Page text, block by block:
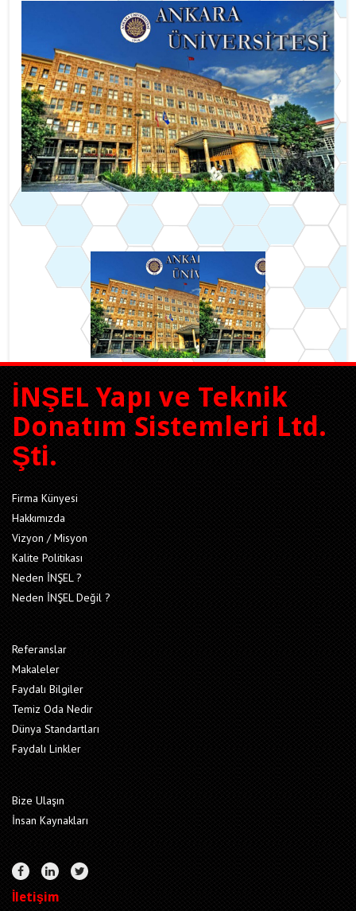
İNŞEL Yapı ve Teknik
Donatım Sistemleri Ltd.
Şti.
Firma Künyesi
Hakkımızda
Vizyon / Misyon
Kalite Politikası
Neden İNŞEL ?
Neden İNŞEL Değil ?
Referanslar
Makaleler
Faydalı Bilgiler
Temiz Oda Nedir
Dünya Standartları
Faydalı Linkler
Bize Ulaşın
İnsan Kaynakları
İletişim